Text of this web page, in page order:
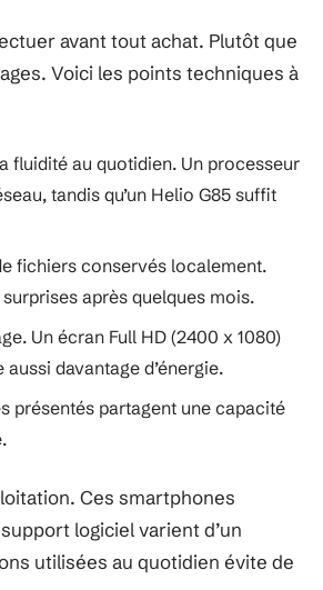
avant tout achat. Plutôt que
Voici les points techniques à
fluidité au quotidien. Un processeur
tandis qu’un Helio G85 suffit
fichiers conservés localement.
après quelques mois.
Un écran Full HD (2400 x 1080)
davantage d’énergie.
présentés partagent une capacité
Ces smartphones
logiciel varient d’un
utilisées au quotidien évite de